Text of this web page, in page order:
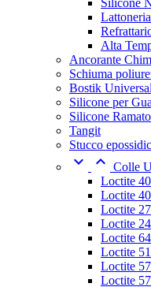
Lattoneria
Alta
Ancorante
Schiuma
Bostik
Silicone per
Silicone
Tangit
Stucco
  Colle
Loctite
Loctite
Loctite
Loctite
Loctite
Loctite
Loctite
Loctite